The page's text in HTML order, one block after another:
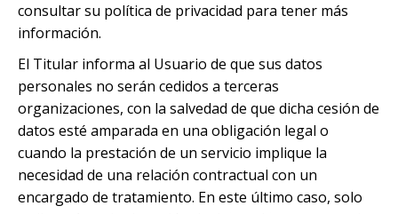
consultar su política de privacidad para tener más
información.
El Titular informa al Usuario de que sus datos
personales no serán cedidos a terceras
organizaciones, con la salvedad de que dicha cesión de
datos esté amparada en una obligación legal o
cuando la prestación de un servicio implique la
necesidad de una relación contractual con un
encargado de tratamiento. En este último caso, solo